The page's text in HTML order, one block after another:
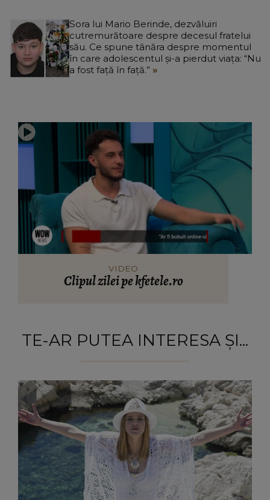
Sora lui Mario Berinde, dezvăluiri
cutremurătoare despre decesul fratelui
său. Ce spune tânăra despre momentul
în care adolescentul și-a pierdut viața: “Nu
a fost față în față.”
VIDEO
Clipul zilei pe kfetele.ro
TE-AR PUTEA INTERESA ȘI...